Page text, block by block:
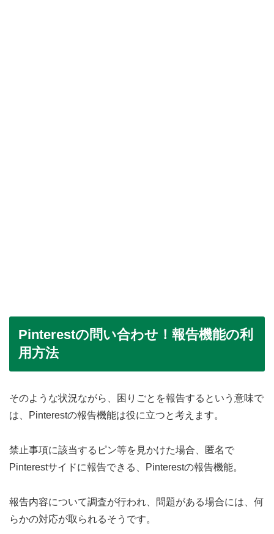
Pinterestの問い合わせ！報告機能の利
用方法
そのような状況ながら、困りごとを報告するという意味で
は、Pinterestの報告機能は役に立つと考えます。
禁止事項に該当するピン等を見かけた場合、匿名で
Pinterestサイドに報告できる、Pinterestの報告機能。
報告内容について調査が行われ、問題がある場合には、何
らかの対応が取られるそうです。